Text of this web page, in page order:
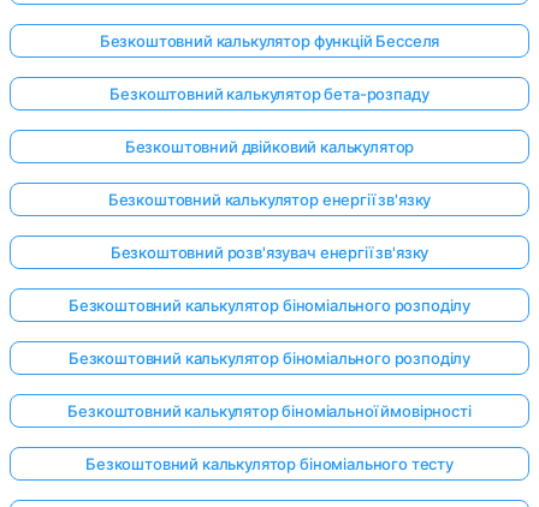
Безкоштовний калькулятор функцій Бесселя
Безкоштовний калькулятор бета-розпаду
Безкоштовний двійковий калькулятор
Безкоштовний калькулятор енергії зв'язку
Безкоштовний розв'язувач енергії зв'язку
Безкоштовний калькулятор біноміального розподілу
Безкоштовний калькулятор біноміального розподілу
Безкоштовний калькулятор біноміальної ймовірності
Безкоштовний калькулятор біноміального тесту